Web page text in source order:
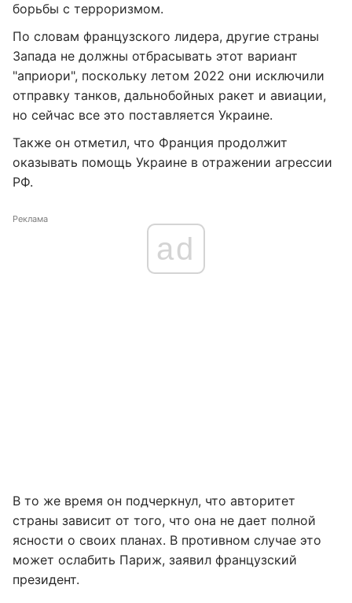
борьбы с терроризмом.
По словам французского лидера, другие страны
Запада не должны отбрасывать этот вариант
"априори", поскольку летом 2022 они исключили
отправку танков, дальнобойных ракет и авиации,
но сейчас все это поставляется Украине.
Также он отметил, что Франция продолжит
оказывать помощь Украине в отражении агрессии
РФ.
Реклама
ad
В то же время он подчеркнул, что авторитет
страны зависит от того, что она не дает полной
ясности о своих планах. В противном случае это
может ослабить Париж, заявил французский
президент.